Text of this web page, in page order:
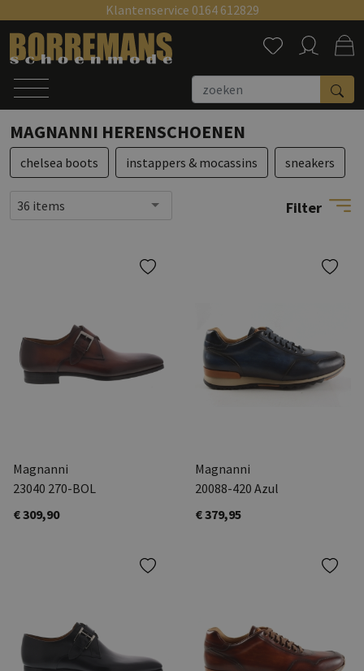
Klantenservice 0164 612829 Zoeken
MAGNANNI HERENSCHOENEN
Filter
chelsea boots instappers & mocassins sneakers
36 items
Magnanni
23040 270-BOL
€ 309,90
Magnanni
20088-420 Azul
€ 379,95